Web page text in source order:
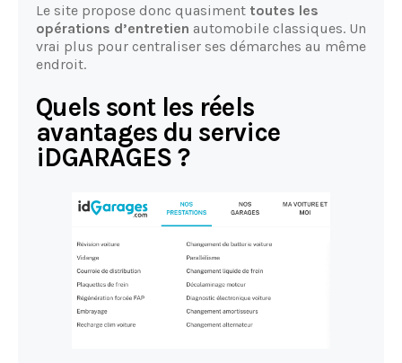
Le site propose donc quasiment toutes les
opérations d’entretien automobile classiques. Un
vrai plus pour centraliser ses démarches au même
endroit.
Quels sont les réels
avantages du service
iDGARAGES ?